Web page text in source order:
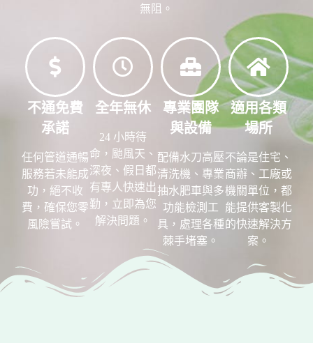
無阻。
不通免費
承諾
任何管道通暢
服務若未能成
功，絕不收
費，確保您零
風險嘗試。
全年無休
24 小時待
命，颱風天、
深夜、假日都
有專人快速出
勤，立即為您
解決問題。
專業團隊
與設備
配備水刀高壓
清洗機、專業
抽水肥車與多
功能檢測工
具，處理各種
棘手堵塞。
適用各類
場所
不論是住宅、
商辦、工廠或
機關單位，都
能提供客製化
的快速解決方
案。